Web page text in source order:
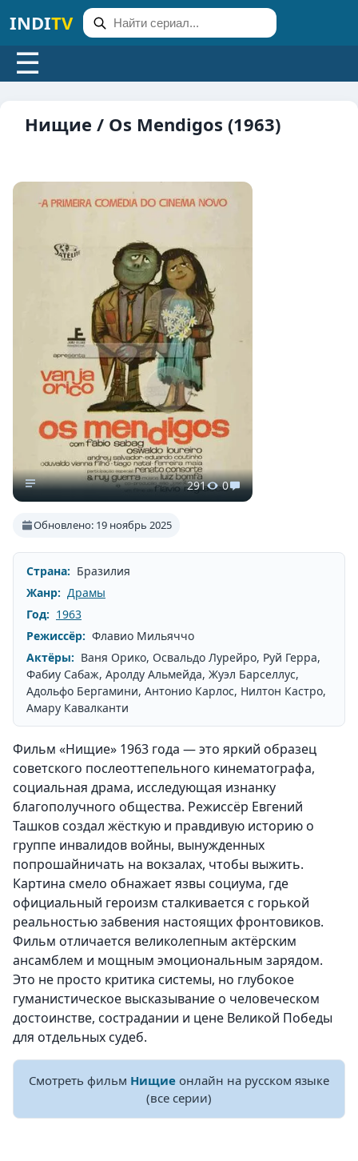
INDITV
☰
Нищие / Os Mendigos (1963)
291 0
Обновлено: 19 ноябрь 2025
Страна: Бразилия
Жанр: Драмы
Год: 1963
Режиссёр: Флавио Мильяччо
Актёры: Ваня Орико, Освальдо Лурейро, Руй Герра,
Фабиу Сабаж, Аролду Альмейда, Жуэл Барселлус,
Адольфо Бергамини, Антонио Карлос, Нилтон Кастро,
Амару Кавалканти
Фильм «Нищие» 1963 года — это яркий образец
советского послеоттепельного кинематографа,
социальная драма, исследующая изнанку
благополучного общества. Режиссёр Евгений
Ташков создал жёсткую и правдивую историю о
группе инвалидов войны, вынужденных
попрошайничать на вокзалах, чтобы выжить.
Картина смело обнажает язвы социума, где
официальный героизм сталкивается с горькой
реальностью забвения настоящих фронтовиков.
Фильм отличается великолепным актёрским
ансамблем и мощным эмоциональным зарядом.
Это не просто критика системы, но глубокое
гуманистическое высказывание о человеческом
достоинстве, сострадании и цене Великой Победы
для отдельных судеб.
Смотреть фильм Нищие онлайн на русском языке
(все серии)